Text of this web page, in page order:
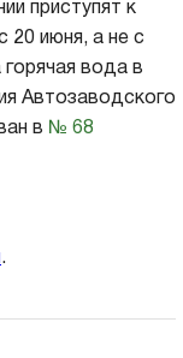
приступят к
20 июня, а не с
вода в
Автозаводского
в № 68
.